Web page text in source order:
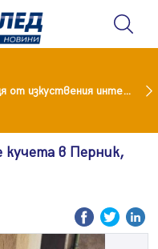
Лияна пропищя от изкуствения интелект
кучета в Перник,